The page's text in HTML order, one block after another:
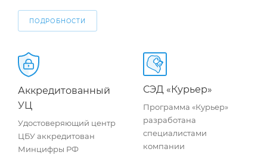
ПОДРОБНОСТИ
Аккредитованный
УЦ
Удостоверяющий центр
ЦБУ аккредитован
Минцифры РФ
СЭД «Курьер»
Программа «Курьер»
разработана
специалистами
компании